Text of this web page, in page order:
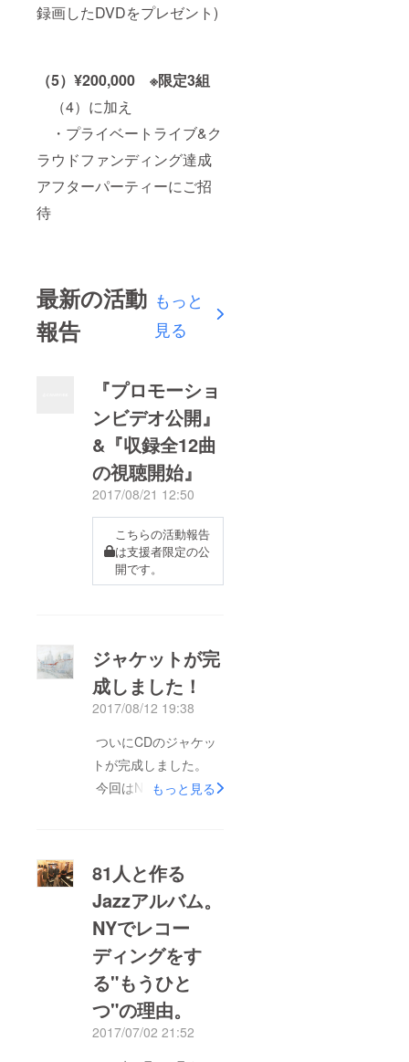
録画したDVDをプレゼント)
（5）¥200,000 ※限定3組
（4）に加え
・プライベートライブ&ク
ラウドファンディング達成
アフターパーティーにご招
待
最新の活動
報告
もっと
見る
『プロモーショ
ンビデオ公開』
&『収録全12曲
の視聴開始』
2017/08/21 12:50
こちらの活動報告
は支援者限定の公
開です。
ジャケットが完
成しました！
2017/08/12 19:38
ついにCDのジャケッ
トが完成しました。
今回はNY在住の画
Konno"氏にジャケッ
トデザインをお願いし
ました。 Isaacくん
とはNYに住んでいた
頃からの友人なので、
「NYのサウンドに
あった絵を」とオー
ダーして描いてもらい
もっと見る
81人と作る
Jazzアルバム。
NYでレコー
ディングをす
る"もうひと
つ"の理由。
2017/07/02 21:52